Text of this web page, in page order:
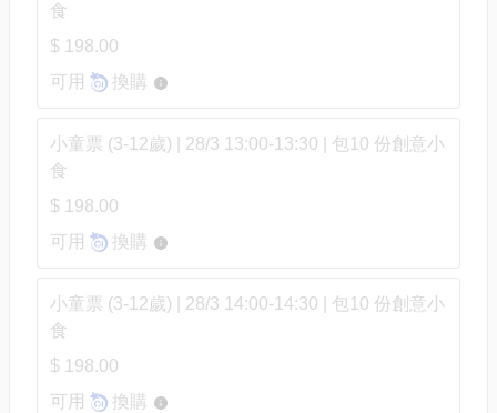
食
$ 198.00
可用
換購
小童票 (3-12歲) | 28/3 13:00-13:30 | 包10 份創意小
食
$ 198.00
可用
換購
小童票 (3-12歲) | 28/3 14:00-14:30 | 包10 份創意小
食
$ 198.00
可用
換購